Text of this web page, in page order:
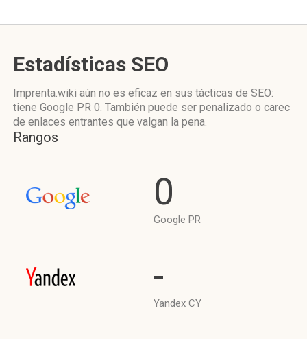
Estadísticas SEO
Imprenta.wiki aún no es eficaz en sus tácticas de SEO:
tiene Google PR 0. También puede ser penalizado o carec
de enlaces entrantes que valgan la pena.
Rangos
0
Google PR
-
Yandex CY